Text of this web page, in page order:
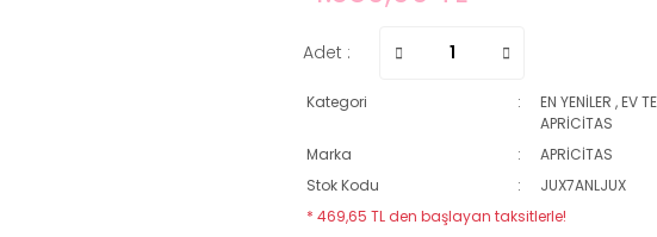
Adet :
Kategori EN YENİLER ,EV
APRİCİTAS
Marka
APRİCİTAS
Stok Kodu
JUX7ANLJUX
* 469,65 TL den başlayan taksitlerle!